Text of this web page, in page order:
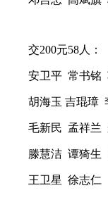
交200元58人：
安卫平 常书铭
胡海玉 吉琨璋
毛新民 孟祥兰
滕慧洁 谭猗生
王卫星 徐志